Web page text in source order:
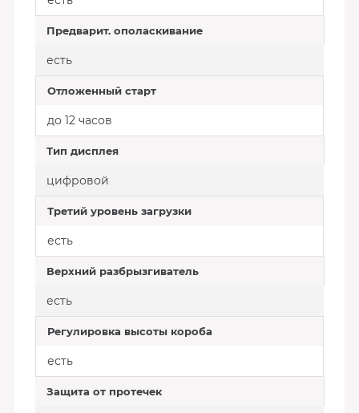
Предварит. ополаскивание
есть
Отложенный старт
до 12 часов
Тип дисплея
цифровой
Третий уровень загрузки
есть
Верхний разбрызгиватель
есть
Регулировка высоты короба
есть
Защита от протечек